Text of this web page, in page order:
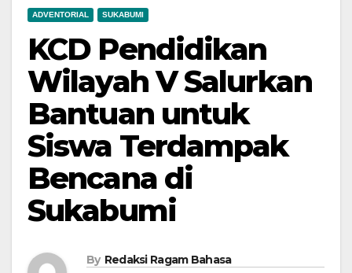
ADVENTORIAL SUKABUMI
KCD Pendidikan
Wilayah V Salurkan
Bantuan untuk
Siswa Terdampak
Bencana di
Sukabumi
By Redaksi Ragam Bahasa